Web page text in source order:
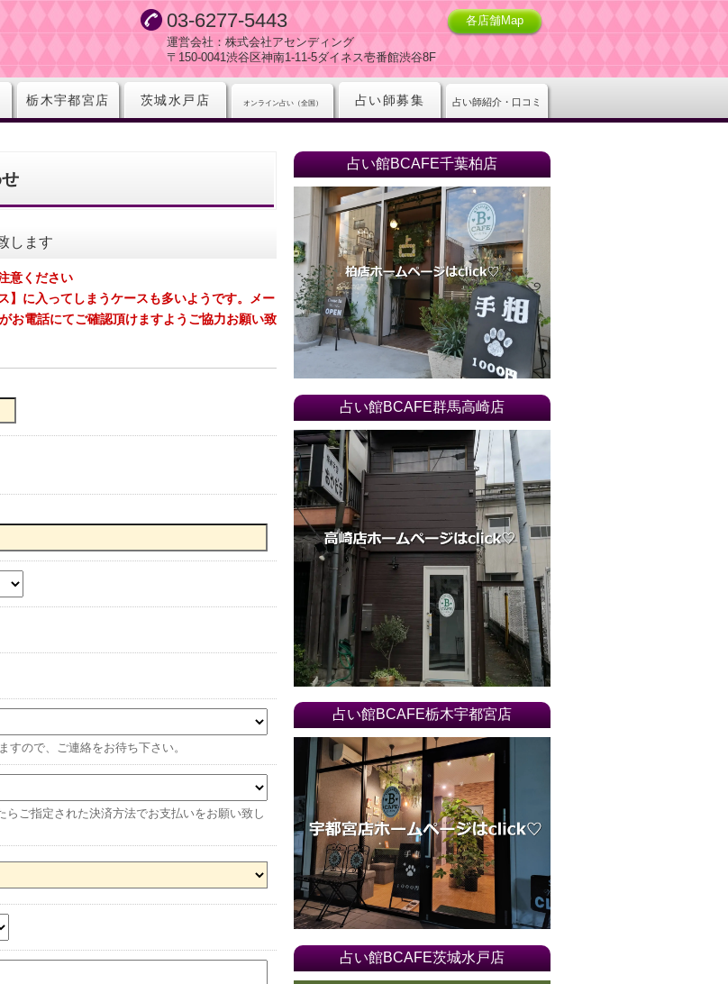
03-6277-5443
運営会社：株式会社アセンディング
〒150-0041渋谷区神南1-11-5ダイネス壱番館渋谷8F
各店舗Map
栃木宇都宮店 茨城水戸店 オンライン占い（全国） 占い師募集 占い師紹介・口コミ
します
意ください
】に入ってしまうケースも多いようです。メー
お電話にてご確認頂けますようご協力お願い致
すので、ご連絡をお待ち下さい。
らご指定された決済方法でお支払いをお願い致し
占い館BCAFE千葉柏店
占い館BCAFE群馬高崎店
占い館BCAFE栃木宇都宮店
占い館BCAFE茨城水戸店